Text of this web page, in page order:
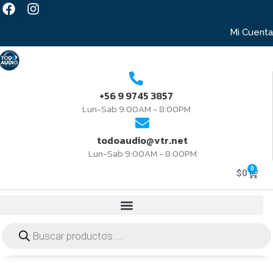
Mi Cuenta
+56 9 9745 3857
Lun-Sab 9:00AM - 8:00PM
todoaudio@vtr.net
Lun-Sab 9:00AM - 8:00PM
$0 0